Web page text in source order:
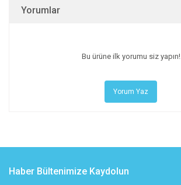
Yorumlar
Bu ürüne ilk yorumu siz yapın!
Yorum Yaz
Haber Bültenimize Kaydolun